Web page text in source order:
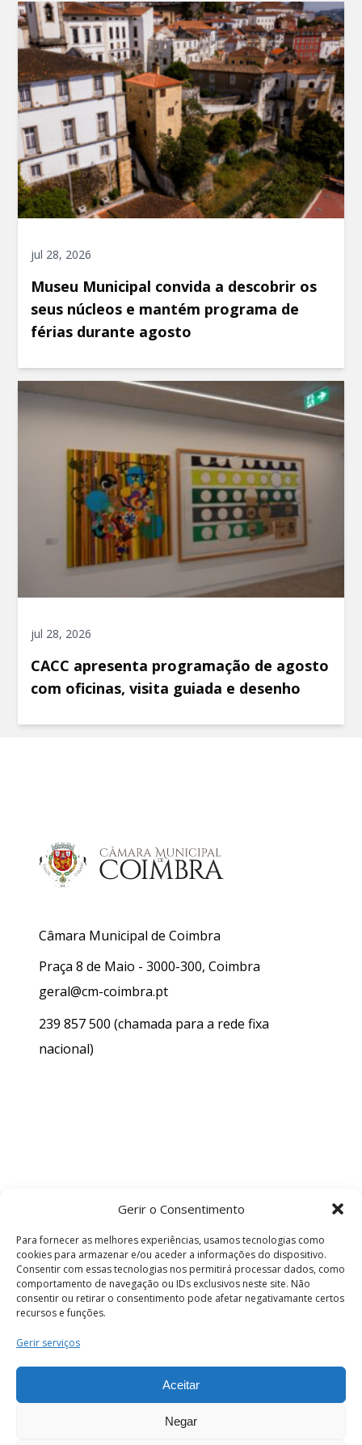
Gerir o Consentimento
Para fornecer as melhores experiências, usamos tecnologias como
cookies para armazenar e/ou aceder a informações do dispositivo.
Consentir com essas tecnologias nos permitirá processar dados, como
comportamento de navegação ou IDs exclusivos neste site. Não
consentir ou retirar o consentimento pode afetar negativamante certos
recursos e funções.
Gerir serviços
Aceitar
Negar
jul 28, 2026
Museu Municipal convida a descobrir os
seus núcleos e mantém programa de
férias durante agosto
jul 28, 2026
CACC apresenta programação de agosto
com oficinas, visita guiada e desenho
Câmara Municipal de Coimbra
Praça 8 de Maio - 3000-300, Coimbra
geral@cm-coimbra.pt
239 857 500 (chamada para a rede fixa
nacional)
Termos e Condições
os direitos reservados.